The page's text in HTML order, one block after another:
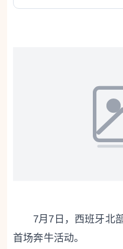
7月7日，西班牙北
首场奔牛活动。